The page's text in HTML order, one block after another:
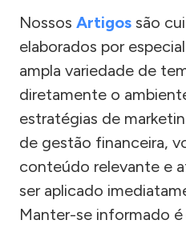
Nossos Artigos são
elaborados por
ampla variedade de
diretamente o
estratégias de
de gestão financeira,
conteúdo relevante e
ser aplicado
Manter-se informado é